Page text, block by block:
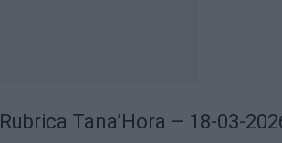
Rubrica Tana’Hora – 18-03-